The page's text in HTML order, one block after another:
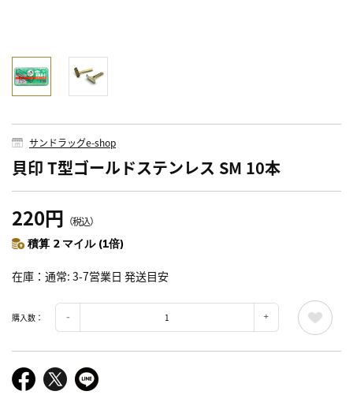
サンドラッグe-shop
貝印 T型ゴールドステンレス SM 10本
220円 （税込）
積算 2 マイル (1倍)
在庫 通常: 3-7営業日 発送目安
購入数：